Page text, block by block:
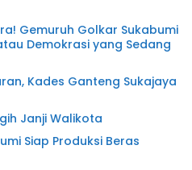
Gemuruh Golkar Sukabumi
Demokrasi yang Sedang
Kades Ganteng Sukajaya
Janji Walikota
Siap Produksi Beras